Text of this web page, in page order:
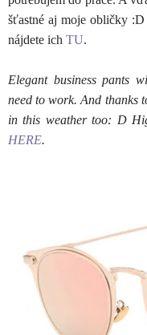
šťastné aj moje obličky
nájdete ich TU.
Elegant business pants
need to work. And thanks
in this weather too: D
HERE.